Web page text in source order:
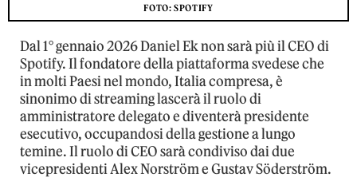
FOTO: SPOTIFY
Dal 1° gennaio 2026 Daniel Ek non sarà più il CEO di
Spotify. Il fondatore della piattaforma svedese che
in molti Paesi nel mondo, Italia compresa, è
sinonimo di streaming lascerà il ruolo di
amministratore delegato e diventerà presidente
esecutivo, occupandosi della gestione a lungo
temine. Il ruolo di CEO sarà condiviso dai due
vicepresidenti Alex Norström e Gustav Söderström.